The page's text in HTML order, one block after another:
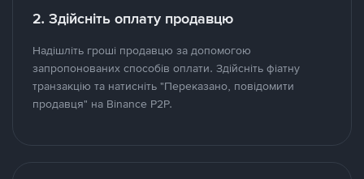
2. Здійсніть оплату продавцю
Надішліть гроші продавцю за допомогою
запропонованих способів оплати. Здійсніть фіатну
транзакцію та натисніть "Переказано, повідомити
продавця" на Binance P2P.